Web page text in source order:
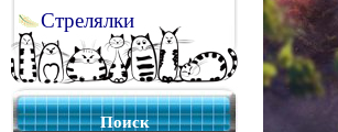
Стрелялки
Поиск